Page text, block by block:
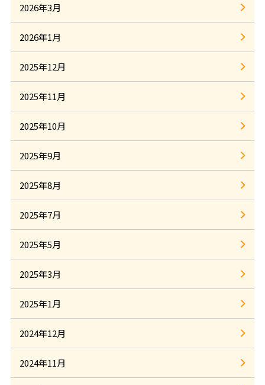
2026年3月
2026年1月
2025年12月
2025年11月
2025年10月
2025年9月
2025年8月
2025年7月
2025年5月
2025年3月
2025年1月
2024年12月
2024年11月